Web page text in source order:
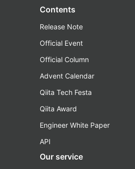
Contents
Release Note
Official Event
Official Column
Advent Calendar
Qiita Tech Festa
Qiita Award
Engineer White Paper
API
Our service